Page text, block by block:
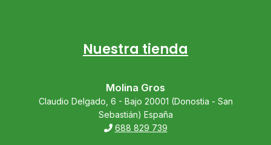
Nuestra tienda
Molina Gros
Claudio Delgado, 6 - Bajo 20001 (Donostia - San
Sebastián) España
688 829 739